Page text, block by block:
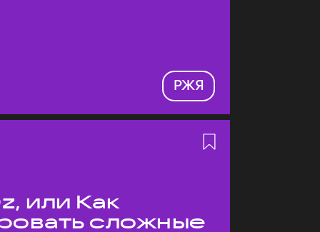
РЖЯ
или Как
сложные